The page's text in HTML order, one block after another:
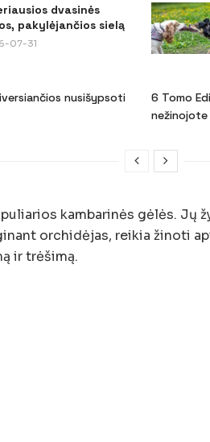
dvasinės
pakylėjančios sielą
07-31
nusišypsoti
6 Tomo
nežinojote
kambarinės gėlės. Jų
orchidėjas, reikia žinoti
ir trėšimą.